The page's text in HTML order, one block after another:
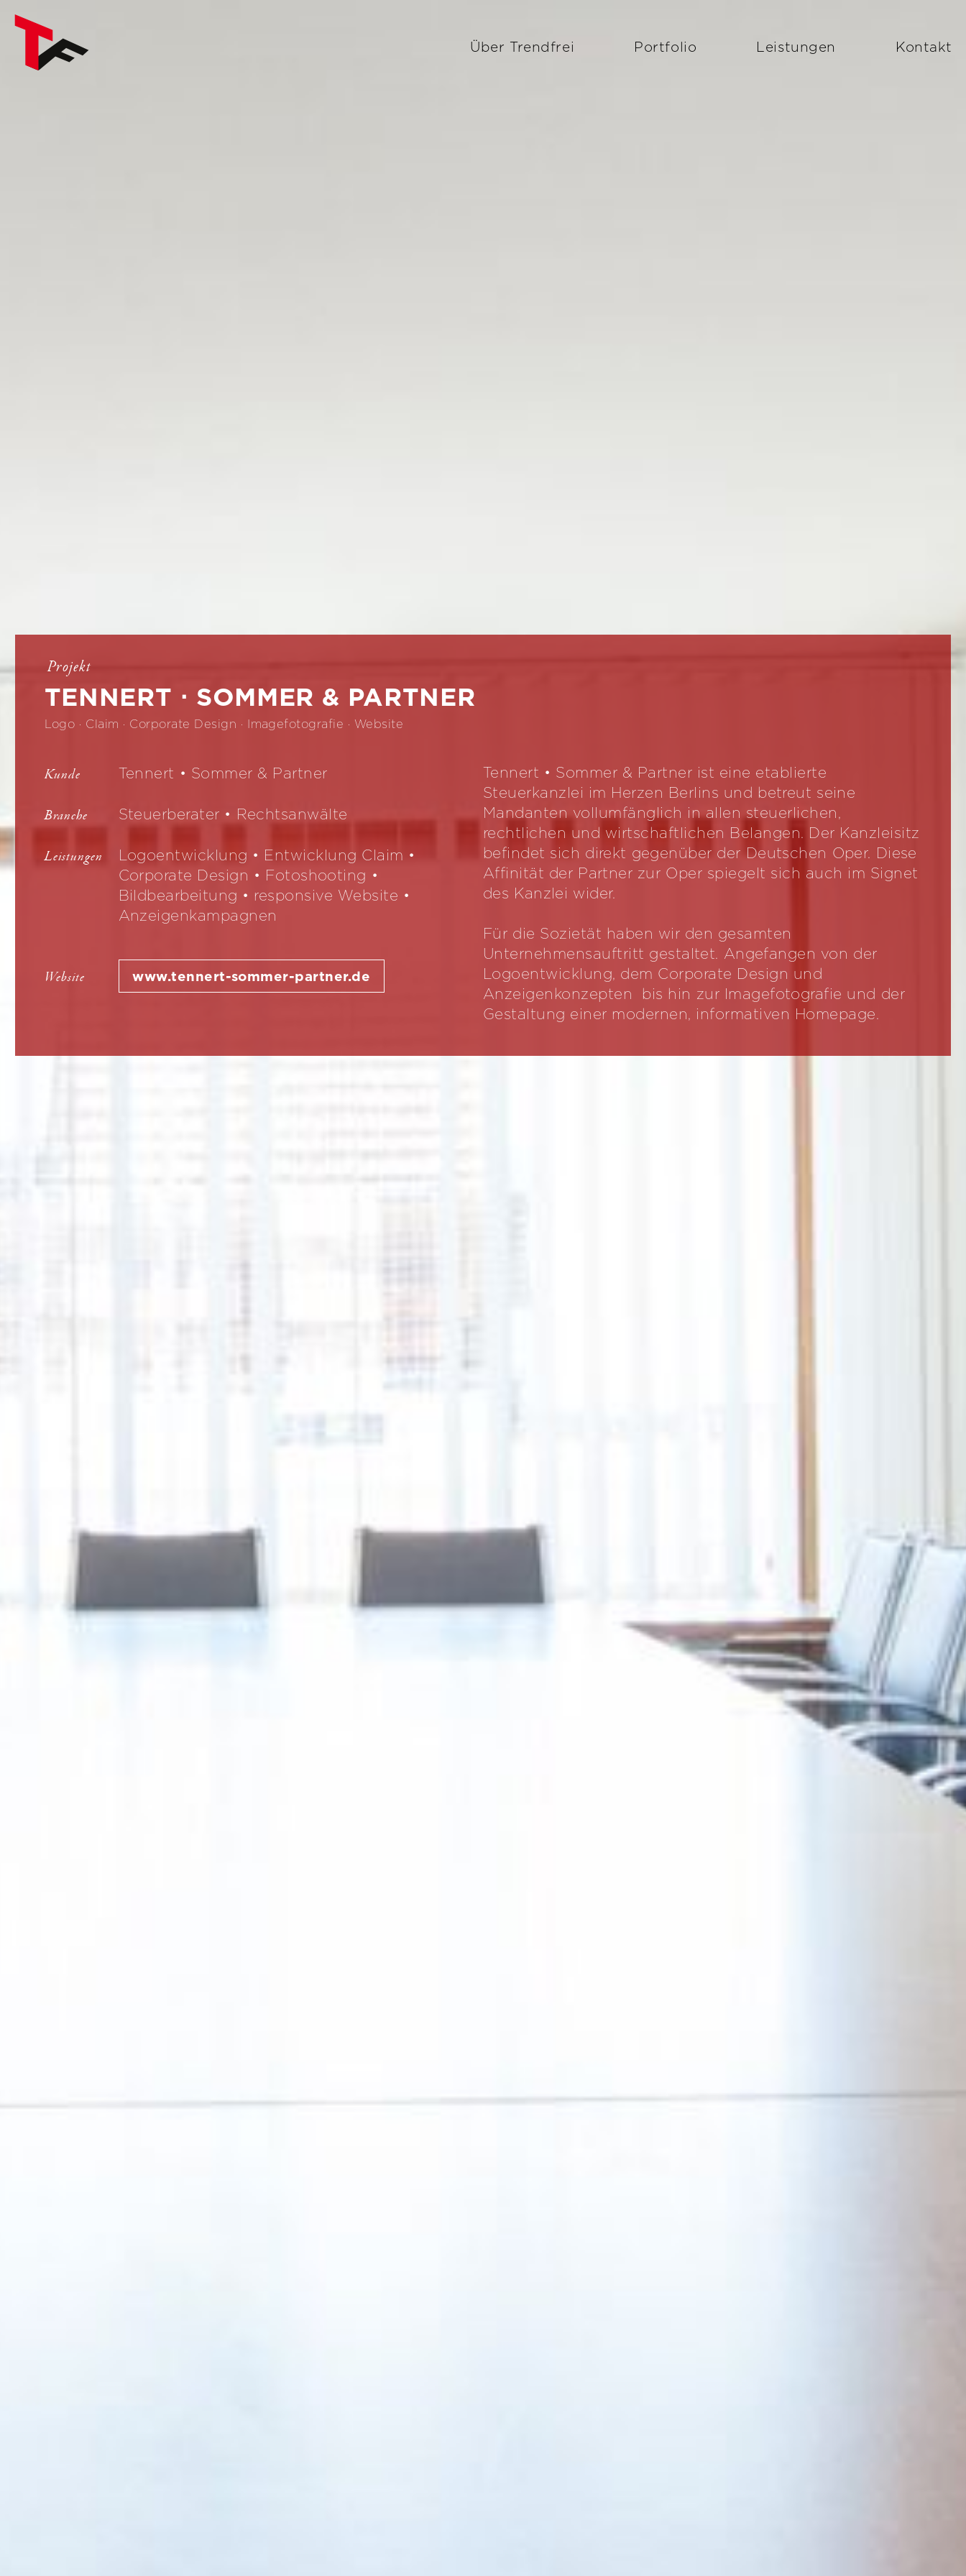
Über Trendfrei Portfolio Leistungen Kontakt
Projekt
TENNERT ⋅ SOMMER & PARTNER
Logo · Claim · Corporate Design · Imagefotografie · Website
Kunde Tennert • Sommer & Partner
Branche Steuerberater • Rechtsanwälte
Leistungen
Logoentwicklung • Entwicklung Claim •
Corporate Design • Fotoshooting •
Bildbearbeitung • responsive Website •
Anzeigenkampagnen
Website www.tennert-sommer-partner.de
Tennert • Sommer & Partner ist eine etablierte
Steuerkanzlei im Herzen Berlins und betreut seine
Mandanten vollumfänglich in allen steuerlichen,
rechtlichen und wirtschaftlichen Belangen. Der Kanzleisitz
befindet sich direkt gegenüber der Deutschen Oper. Diese
Affinität der Partner zur Oper spiegelt sich auch im Signet
des Kanzlei wider.
Für die Sozietät haben wir den gesamten
Unternehmensauftritt gestaltet. Angefangen von der
Logoentwicklung, dem Corporate Design und
Anzeigenkonzepten bis hin zur Imagefotografie und der
Gestaltung einer modernen, informativen Homepage.